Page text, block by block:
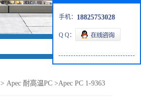
> Apec 耐高温PC >Apec PC 1-9363
手机： 18825753028
Q Q：